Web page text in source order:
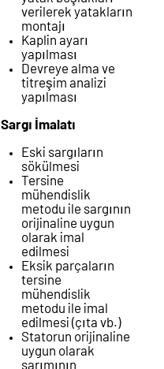
verilerek yatakların
montajı
Kaplin ayarı
yapılması
Devreye alma ve
titreşim analizi
yapılması
Sargı İmalatı
Eski sargıların
sökülmesi
Tersine
mühendislik
metodu ile sargının
orijinaline uygun
olarak imal
edilmesi
Eksik parçaların
tersine
mühendislik
metodu ile imal
edilmesi (çıta vb.)
Statorun orijinaline
uygun olarak
sarımının